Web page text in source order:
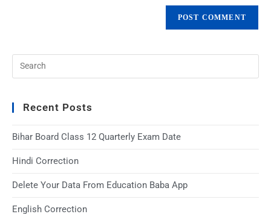
Recent Posts
Bihar Board Class 12 Quarterly Exam Date
Hindi Correction
Delete Your Data From Education Baba App
English Correction